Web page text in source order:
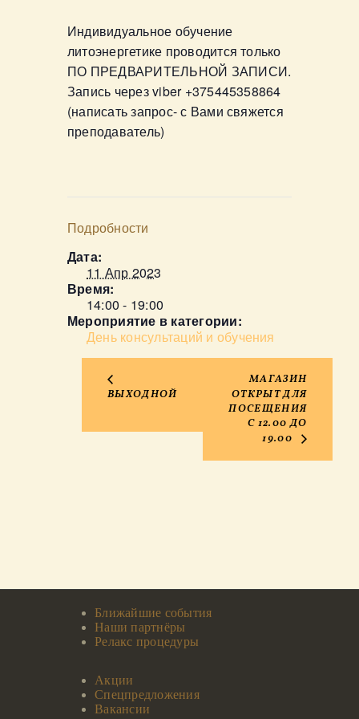
Индивидуальное обучение
литоэнергетике проводится только
ПО ПРЕДВАРИТЕЛЬНОЙ ЗАПИСИ.
Запись через viber +375445358864
(написать запрос- с Вами свяжется
преподаватель)
Подробности
Дата:
11 Апр 2023
Время:
14:00 - 19:00
Мероприятие в категории:
День консультаций и обучения
ВЫХОДНОЙ
МАГАЗИН
ОТКРЫТ ДЛЯ
ПОСЕЩЕНИЯ
С 12.00 ДО
19.00
Ближайшие события
Наши партнёры
Релакс процедуры
Акции
Спецпредложения
Вакансии